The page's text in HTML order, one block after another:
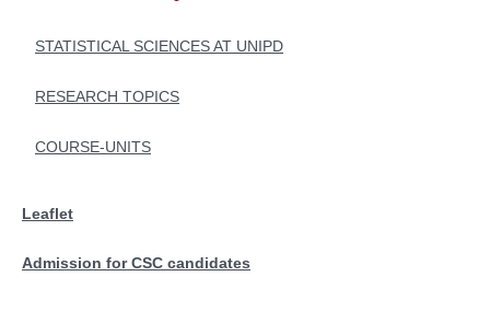
STATISTICAL SCIENCES AT UNIPD
RESEARCH TOPICS
COURSE-UNITS
Leaflet
Admission for CSC candidates